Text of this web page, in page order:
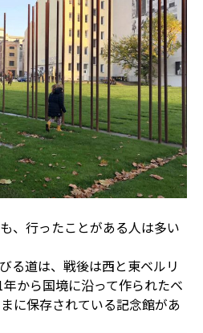
、行ったことがある人は多い
る道は、戦後は西と東ベルリ
から国境に沿って作られたベ
に保存されている記念館があ